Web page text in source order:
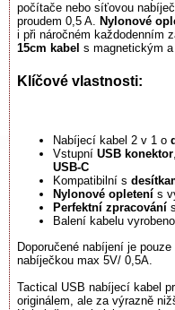
počítače nebo síťovou
proudem 0,5 A. Nylonové
i při náročném každodenním
15cm kabel s magnetickým a
Klíčové vlastnosti:
Nabíjecí kabel 2 v 1 o
Vstupní USB konektor
USB-C
Kompatibilní s
Nylonové opletení s
Perfektní zpracování
Balení kabelu
Doporučené nabíjení je
nabíječkou max 5V/ 0,5A.
Tactical USB nabíjecí kabel
originálem, ale za výrazně